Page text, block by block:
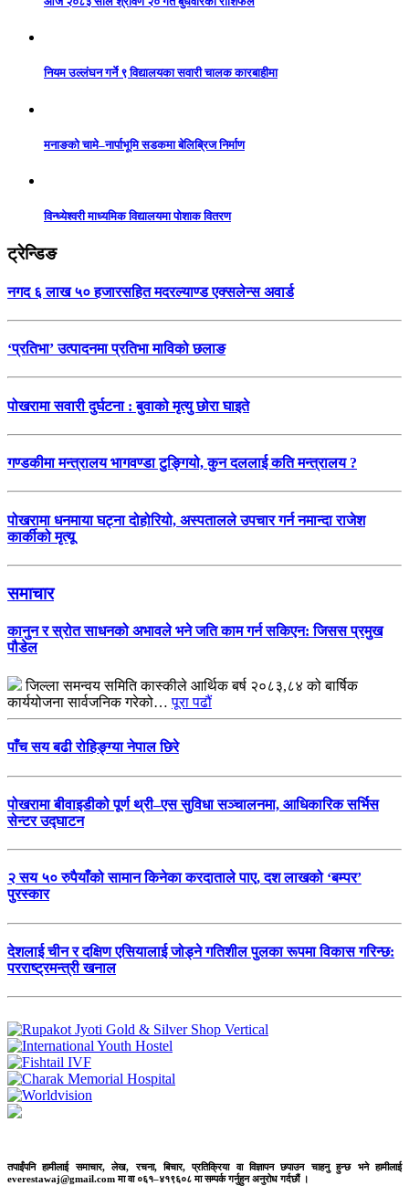
नियम उल्लंघन गर्ने ९ विद्यालयका सवारी चालक कारबाहीमा
मनाङको चामे–नार्पाभूमि सडकमा बेलिब्रिज निर्माण
विन्ध्येश्वरी माध्यमिक विद्यालयमा पोशाक वितरण
ट्रेन्डिङ
नगद ६ लाख ५० हजारसहित मदरल्याण्ड एक्सलेन्स अवार्ड
‘प्रतिभा’ उत्पादनमा प्रतिभा माविको छलाङ
पोखरामा सवारी दुर्घटना : बुवाको मृत्यु छोरा घाइते
गण्डकीमा मन्त्रालय भागवण्डा टुङ्गियो, कुन दललाई कति मन्त्रालय ?
पोखरामा धनमाया घट्ना दोहोरियो, अस्पतालले उपचार गर्न नमान्दा राजेश
कार्कीको मृत्यू
समाचार
कानुन र स्रोत साधनको अभावले भने जति काम गर्न सकिएन: जिसस प्रमुख
पौडेल
जिल्ला समन्वय समिति कास्कीले आर्थिक बर्ष २०८३,८४ को बार्षिक
कार्ययोजना सार्वजनिक गरेको…पूरा पढौं
पाँच सय बढी रोहिङ्ग्या नेपाल छिरे
पोखरामा बीवाइडीको पूर्ण थ्री–एस सुविधा सञ्चालनमा, आधिकारिक सर्भिस
सेन्टर उद्घाटन
२ सय ५० रुपैयाँको सामान किनेका करदाताले पाए, दश लाखको ‘बम्पर’
पुरस्कार
देशलाई चीन र दक्षिण एसियालाई जोड्ने गतिशील पुलका रूपमा विकास गरिन्छ:
परराष्ट्रमन्त्री खनाल
तपाईंपनि हामीलाई समाचार, लेख, रचना, बिचार, प्रतिक्रिया वा विज्ञापन छपाउन चाहनु हुन्छ भने हामीलाई
everestawaj@gmail.com मा वा ०६१–४१९६०८ मा सम्पर्क गर्नुहुन अनुरोध गर्दछौं ।